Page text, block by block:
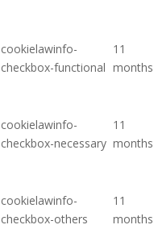
cookielawinfo-
checkbox-functional
11
months
cookielawinfo-
checkbox-necessary
11
months
cookielawinfo-
checkbox-others
11
months